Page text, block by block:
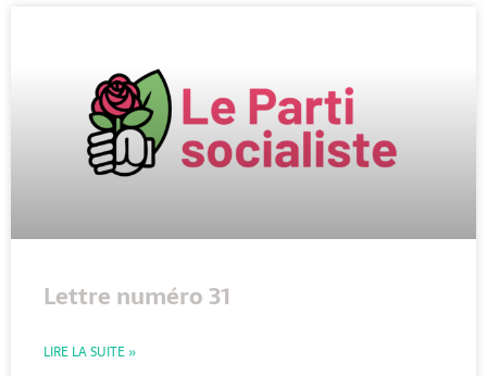
Lettre numéro 31
LIRE LA SUITE »